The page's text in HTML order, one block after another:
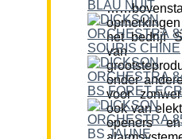
het bedrijf
onder
voor
ook van
openers